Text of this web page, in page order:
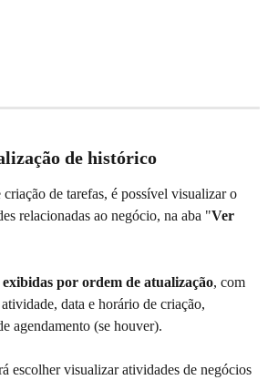
de histórico
de tarefas, é possível visualizar o
relacionadas ao negócio, na aba "Ver
exibidas por ordem de atualização, com
data e horário de criação,
agendamento (se houver).
escolher visualizar atividades de negócios